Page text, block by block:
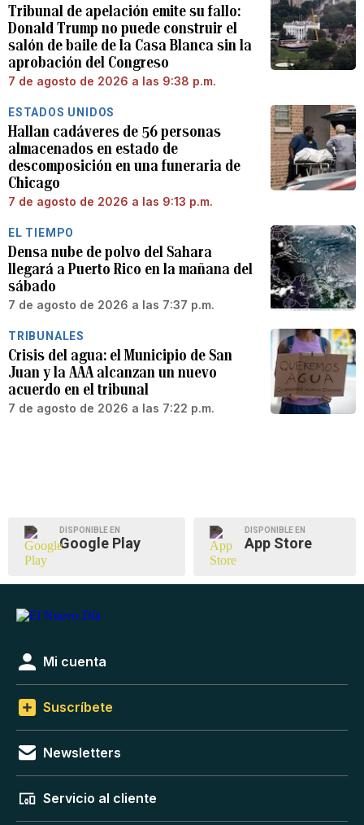
Tribunal de apelación emite su fallo:
Donald Trump no puede construir el
salón de baile de la Casa Blanca sin la
aprobación del Congreso
7 de agosto de 2026 a las 9:38 p.m.
ESTADOS UNIDOS
Hallan cadáveres de 56 personas
almacenados en estado de
descomposición en una funeraria de
Chicago
7 de agosto de 2026 a las 9:13 p.m.
EL TIEMPO
Densa nube de polvo del Sahara
llegará a Puerto Rico en la mañana del
sábado
7 de agosto de 2026 a las 7:37 p.m.
TRIBUNALES
Crisis del agua: el Municipio de San
Juan y la AAA alcanzan un nuevo
acuerdo en el tribunal
7 de agosto de 2026 a las 7:22 p.m.
DISPONIBLE EN
Google Play
DISPONIBLE EN
App Store
Mi cuenta
Suscríbete
Newsletters
Servicio al cliente